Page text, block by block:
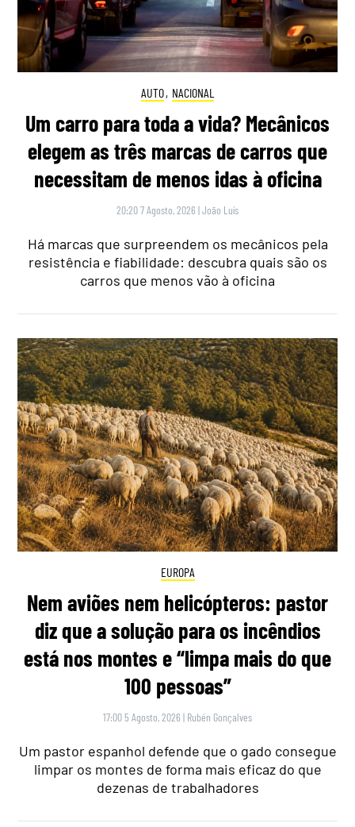
AUTO, NACIONAL
Um carro para toda a vida? Mecânicos
elegem as três marcas de carros que
necessitam de menos idas à oficina
20:20 7 Agosto, 2026 |João Luís
Há marcas que surpreendem os mecânicos pela
resistência e fiabilidade: descubra quais são os
carros que menos vão à oficina
EUROPA
Nem aviões nem helicópteros: pastor
diz que a solução para os incêndios
está nos montes e “limpa mais do que
100 pessoas”
17:00 5 Agosto, 2026 | Rubén Gonçalves
Um pastor espanhol defende que o gado consegue
limpar os montes de forma mais eficaz do que
dezenas de trabalhadores